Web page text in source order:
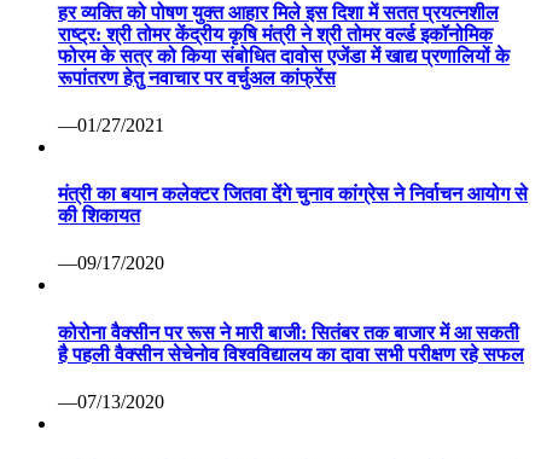
हर व्यक्ति को पोषण युक्त आहार मिले इस दिशा में सतत प्रयत्नशील
राष्ट्र: श्री तोमर केंद्रीय कृषि मंत्री ने श्री तोमर वर्ल्ड इकॉनोमिक
फोरम के सत्र को किया संबोधित दावोस एजेंडा में खाद्य प्रणालियों के
रूपांतरण हेतु नवाचार पर वर्चुअल कांफ्रेंस
—01/27/2021
मंत्री का बयान कलेक्टर जितवा देंगे चुनाव कांग्रेस ने निर्वाचन आयोग से
की शिकायत
—09/17/2020
कोरोना वैक्सीन पर रूस ने मारी बाजी: सितंबर तक बाजार में आ सकती
है पहली वैक्सीन सेचेनोव विश्वविद्यालय का दावा सभी परीक्षण रहे सफल
—07/13/2020